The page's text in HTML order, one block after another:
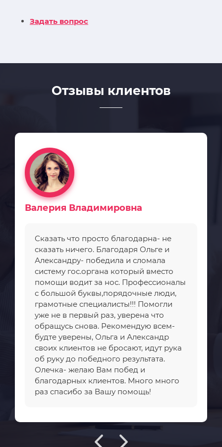
Задать вопрос
Отзывы клиентов
Валерия Владимировна
Сказать что просто благодарна- не
сказать ничего. Благодаря Ольге и
Александру- победила и сломала
систему гос.органа который вместо
помощи водит за нос. Профессионалы
с большой буквы,порядочные люди,
грамотные специалисты!!! Помогли
уже не в первый раз, уверена что
обращусь снова. Рекомендую всем-
будте уверены, Ольга и Александр
своих клиентов не бросают, идут рука
об руку до победного результата.
Олечка- желаю Вам побед и
благодарных клиентов. Много много
раз спасибо за Вашу помощь!